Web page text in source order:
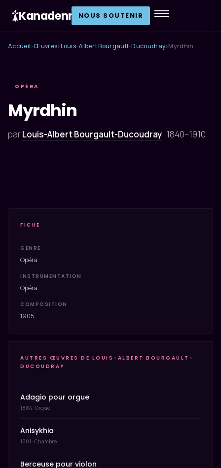
Kanadenn NOUS SOUTENIR
Accueil ›Œuvres›Louis-Albert Bourgault-Ducoudray›Myrdhin
OPÉRA
Myrdhin
parLouis-Albert Bourgault-Ducoudray· 1840–1910
FICHE
GENRE
Opéra
INSTRUMENTATION
Opéra
COMPOSITION
1905
AUTRES ŒUVRES DE LOUIS-ALBERT BOURGAULT-
DUCOUDRAY
Adagio pour orgue
1884 · Orgue
Anisykhia
1881 · Chambre
Berceuse pour violon